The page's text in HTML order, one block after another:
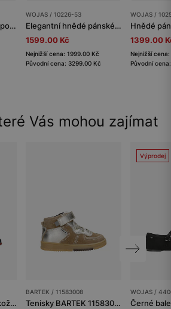
Společenské kožené polobotky pánské hnědé
WOJAS / 10226-53
Elegantní hnědé pánské kožené polobotky
1599.00 Kč
Nejnižší cena: 1999.00 Kč
Původní cena: 3299.00 Kč
WOJAS /
1399.00
Nejnižší
Původní
Vás mohou zajímat
Elegantní granátové kožené pánské letní boty
BARTEK / 11583008
Tenisky BARTEK 11583008, pro dívky, béžovo-zlaté
Výprodej
WOJAS /